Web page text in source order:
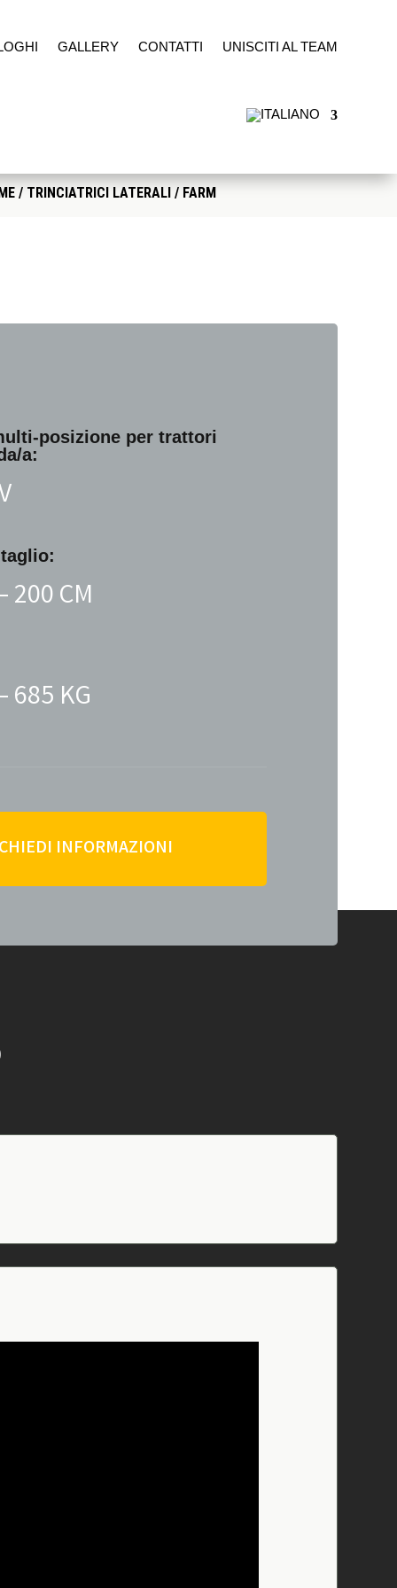
GALLERY CONTATTI UNISCITI AL TEAM
/ TRINCIATRICI LATERALI/ FARM
posizione per trattori
a:
200 CM
685 KG
INFORMAZIONI